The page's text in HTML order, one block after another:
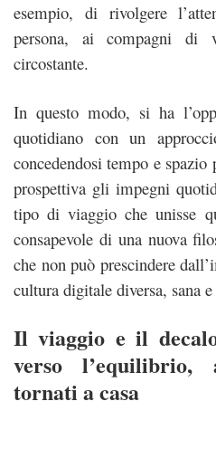
esempio, di rivolgere
persona, ai compagni di
circostante.
In questo modo, si ha
quotidiano con un
concedendosi tempo e
prospettiva gli impegni
tipo di viaggio che unisse
consapevole di una nuova
che non può prescindere
cultura digitale diversa, sana
Il viaggio e il
verso l’equilibrio,
tornati a casa